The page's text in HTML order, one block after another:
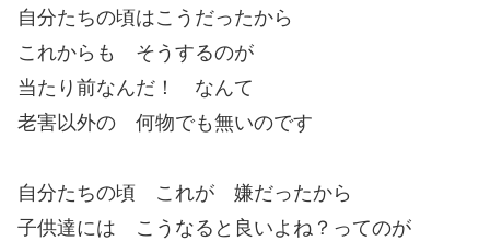
自分たちの頃はこうだったから
これからも そうするのが
当たり前なんだ！ なんて
老害以外の 何物でも無いのです
自分たちの頃 これが 嫌だったから
子供達には こうなると良いよね？ってのが